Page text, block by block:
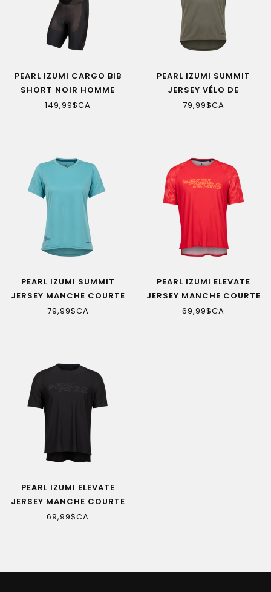
PEARL IZUMI CARGO BIB
SHORT NOIR HOMME
149,99$CA
PEARL IZUMI SUMMIT
JERSEY VÉLO DE
MONTAGNE PALE OLIVE
79,99$CA
PEARL IZUMI SUMMIT
JERSEY MANCHE COURTE
MYSTIC BLUE FEMME
79,99$CA
PEARL IZUMI ELEVATE
JERSEY MANCHE COURTE
HEIRLOOM CAMO HOMME
69,99$CA
PEARL IZUMI ELEVATE
JERSEY MANCHE COURTE
PHANTOM HOMME
69,99$CA